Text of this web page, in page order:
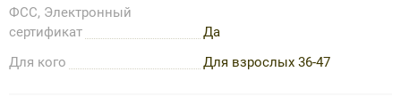
ФСС, Электронный
сертификат
Да
Для кого
Для взрослых 36-47